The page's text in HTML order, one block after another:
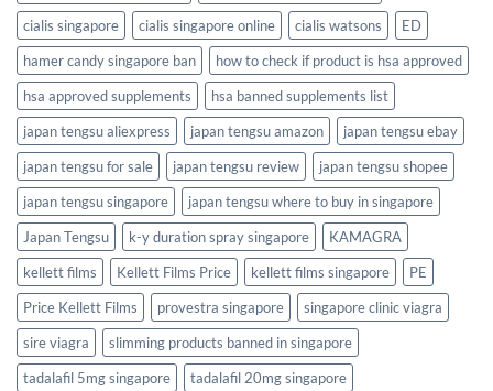
cialis singapore
cialis singapore online cialis watsons
ED
hamer candy singapore ban
how to check if product is hsa approved
hsa approved supplements
hsa banned supplements list
japan tengsu aliexpress
japan tengsu amazon
japan tengsu ebay
japan tengsu for sale
japan tengsu review
japan tengsu shopee
japan tengsu singapore
japan tengsu where to buy in singapore
Japan Tengsu
k-y duration spray singapore
KAMAGRA
kellett films
Kellett Films Price kellett films singapore
PE
Price Kellett Films
provestra singapore
singapore clinic viagra
sire viagra
slimming products banned in singapore
tadalafil 5mg singapore
tadalafil 20mg singapore